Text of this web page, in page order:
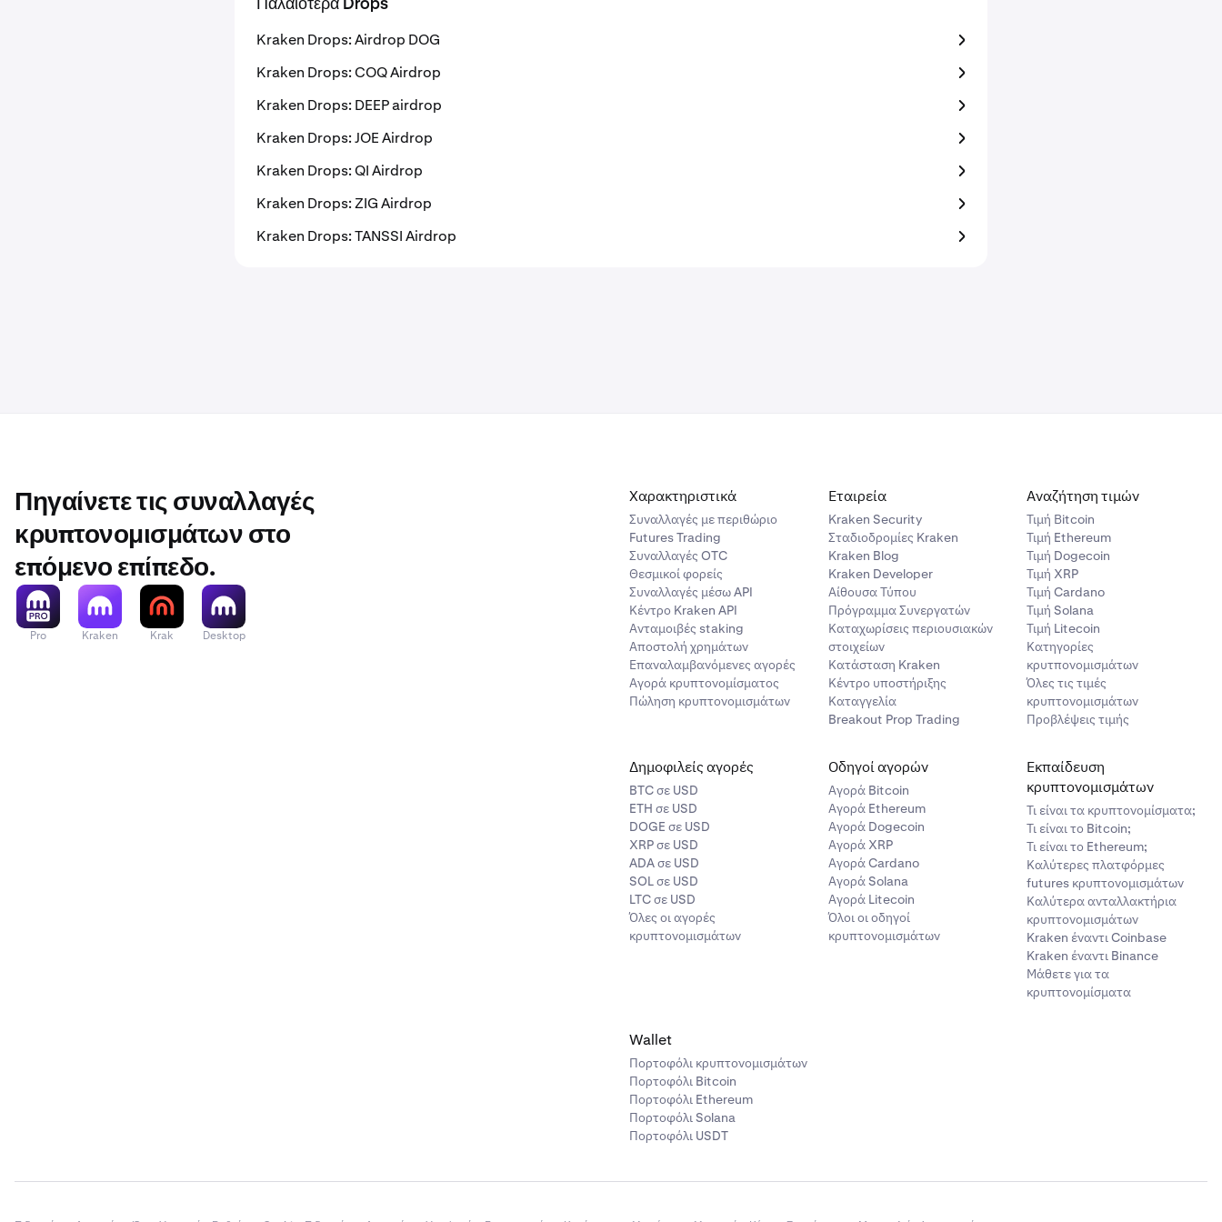
Παλαιότερα Drops
Kraken Drops: Airdrop DOG
Kraken Drops: COQ Airdrop
Kraken Drops: DEEP airdrop
Kraken Drops: JOE Airdrop
Kraken Drops: QI Airdrop
Kraken Drops: ZIG Airdrop
Kraken Drops: TANSSI Airdrop
Πηγαίνετε τις συναλλαγές
κρυπτονομισμάτων στο
επόμενο επίπεδο.
Pro Kraken Krak Desktop
Χαρακτηριστικά
Συναλλαγές με περιθώριο
Futures Trading
Συναλλαγές OTC
Θεσμικοί φορείς
Συναλλαγές μέσω API
Κέντρο Kraken API
Ανταμοιβές staking
Αποστολή χρημάτων
Επαναλαμβανόμενες αγορές
Αγορά κρυπτονομίσματος
Πώληση κρυπτονομισμάτων
Εταιρεία
Kraken Security
Σταδιοδρομίες Kraken
Kraken Blog
Kraken Developer
Αίθουσα Τύπου
Πρόγραμμα Συνεργατών
Καταχωρίσεις περιουσιακών
στοιχείων
Κατάσταση Kraken
Κέντρο υποστήριξης
Καταγγελία
Breakout Prop Trading
Αναζήτηση τιμών
Τιμή Βitcoin
Τιμή Ethereum
Τιμή Dogecoin
Τιμή XRP
Τιμή Cardano
Τιμή Solana
Τιμή Litecoin
Κατηγορίες
κρυτπονομισμάτων
Όλες τις τιμές
κρυπτονομισμάτων
Προβλέψεις τιμής
Δημοφιλείς αγορές
BTC σε USD
ETH σε USD
DOGE σε USD
XRP σε USD
ADA σε USD
SOL σε USD
LTC σε USD
Όλες οι αγορές
κρυπτονομισμάτων
Οδηγοί αγορών
Αγορά Bitcoin
Αγορά Ethereum
Αγορά Dogecoin
Αγορά XRP
Αγορά Cardano
Αγορά Solana
Αγορά Litecoin
Όλοι οι οδηγοί
κρυπτονομισμάτων
Εκπαίδευση
κρυπτονομισμάτων
Τι είναι τα κρυπτονομίσματα;
Τι είναι το Bitcoin;
Τι είναι το Ethereum;
Καλύτερες πλατφόρμες
futures κρυπτονομισμάτων
Καλύτερα ανταλλακτήρια
κρυπτονομισμάτων
Kraken έναντι Coinbase
Kraken έναντι Binance
Μάθετε για τα
κρυπτονομίσματα
Wallet
Πορτοφόλι κρυπτονομισμάτων
Πορτοφόλι Bitcoin
Πορτοφόλι Ethereum
Πορτοφόλι Solana
Πορτοφόλι USDT